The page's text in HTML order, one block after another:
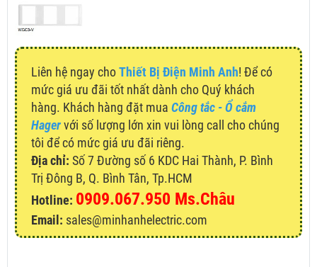
Liên hệ ngay choThiết Bị Điện Minh Anh! Để có
mức giá ưu đãi tốt nhất dành cho Quý khách
hàng. Khách hàng đặt mua Công tắc - Ổ cắm
Hagervới số lượng lớn xin vui lòng call cho chúng
tôi để có mức giá ưu đãi riêng.
Địa chỉ: Số 7 Đường số 6 KDC Hai Thành, P. Bình
Trị Đông B, Q. Bình Tân, Tp.HCM
Hotline: 0909.067.950 Ms.Châu
Email: sales@minhanhelectric.com